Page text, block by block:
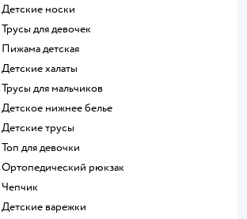
Детские носки
Трусы для девочек
Пижама детская
Детские халаты
Трусы для мальчиков
Детское нижнее белье
Детские трусы
Топ для девочки
Ортопедический рюкзак
Чепчик
Детские варежки